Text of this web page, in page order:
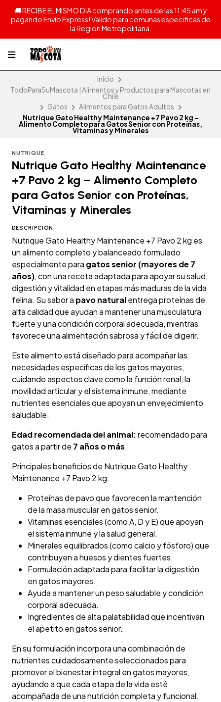
🚚 RECIBE EL MISMO DIA comprando antes de las 11:45 am y
pagando Envio Express! Valido para comunas especificas de
la Region Metropolitana.
Inicio
TodoParaSuMascota | Alimentos y Productos para Mascotas en
Chile
Gatos
Alimentos para Gatos Adultos
Nutrique Gato Healthy Maintenance +7 Pavo 2 kg –
Alimento Completo para Gatos Senior con Proteínas,
Vitaminas y Minerales
NUTRIQUE
Nutrique Gato Healthy Maintenance
+7 Pavo 2 kg – Alimento Completo
para Gatos Senior con Proteínas,
Vitaminas y Minerales
DESCRIPCIÓN
Nutrique Gato Healthy Maintenance +7 Pavo 2 kg es
un alimento completo y balanceado formulado
especialmente para gatos senior (mayores de 7
años), con una receta adaptada para apoyar su salud,
digestión y vitalidad en etapas más maduras de la vida
felina. Su sabor a pavo naturalentrega proteínas de
alta calidad que ayudan a mantener una musculatura
fuerte y una condición corporal adecuada, mientras
favorece una alimentación sabrosa y fácil de digerir.
Este alimento está diseñado para acompañar las
necesidades específicas de los gatos mayores,
cuidando aspectos clave como la función renal, la
movilidad articular y el sistema inmune, mediante
nutrientes esenciales que apoyan un envejecimiento
saludable.
Edad recomendada del animal:recomendado para
gatos a partir de 7 años o más.
Principales beneficios de Nutrique Gato Healthy
Maintenance +7 Pavo 2 kg:
Proteínas de pavo que favorecen la mantención
de la masa muscular en gatos senior.
Vitaminas esenciales (como A, D y E) que apoyan
el sistema inmune y la salud general.
Minerales equilibrados (como calcio y fósforo) que
contribuyen a huesos y dientes fuertes.
Formulación adaptada para facilitar la digestión
en gatos mayores.
Ayuda a mantener un peso saludable y condición
corporal adecuada.
Ingredientes de alta palatabilidad que incentivan
el apetito en gatos senior.
En su formulación incorpora una combinación de
nutrientes cuidadosamente seleccionados para
promover el bienestar integral en gatos mayores,
ayudando a que cada etapa de la vida esté
acompañada de una nutrición completa y funcional.